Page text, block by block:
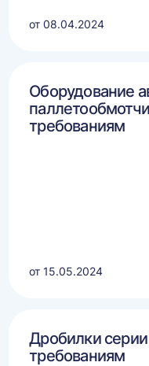
от 08.04.2024
Оборудование
требованиям
от 15.05.2024
Дробилки серии
требованиям